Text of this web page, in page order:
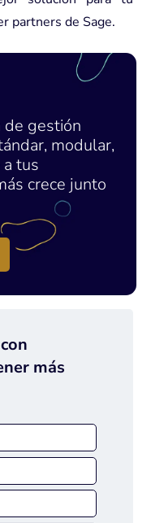
partners de Sage.
de gestión
modular,
tus
crece junto
más